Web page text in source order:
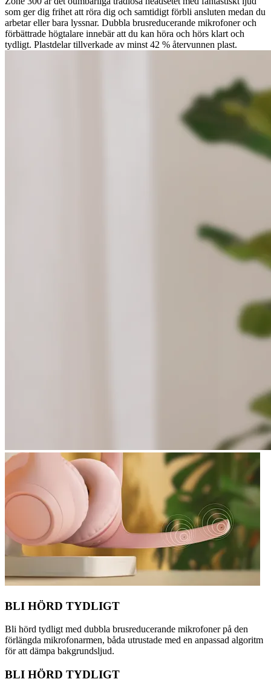
som ger dig frihet att röra dig och samtidigt förbli ansluten medan du
arbetar eller bara lyssnar. Dubbla brusreducerande mikrofoner och
förbättrade högtalare innebär att du kan höra och hörs klart och
tydligt. Plastdelar tillverkade av minst 42 % återvunnen plast.
BLI HÖRD TYDLIGT
Bli hörd tydligt med dubbla brusreducerande mikrofoner på den
förlängda mikrofonarmen, båda utrustade med en anpassad algoritm
för att dämpa bakgrundsljud.
BLI HÖRD TYDLIGT